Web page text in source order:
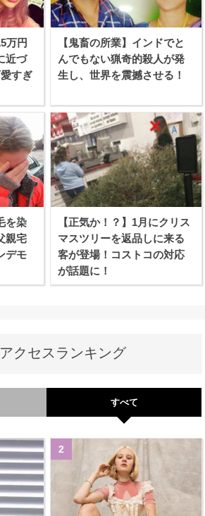
万円
近づ
すぎ
【鬼畜の所業】インドでと
んでもない猟奇的殺人が発
生し、世界を震撼させる！
を染
親宅
デモ
【正気か！？】1月にクリス
マスツリーを返品しに来る
客が登場！コストコの対応
が話題に！
アクセスランキング
すべて